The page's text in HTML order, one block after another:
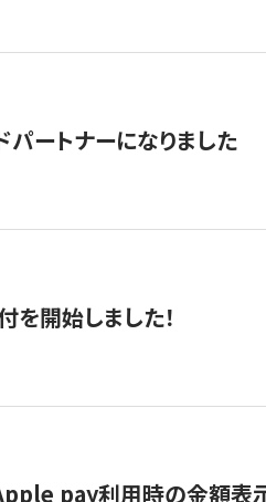
ートナーになりました
開始しました！
pay利用時の金額表